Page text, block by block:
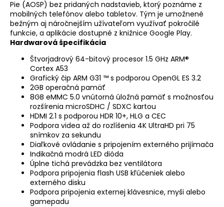
Pie (AOSP) bez pridaných nadstavieb, ktorý poznáme z
mobilných telefónov alebo tabletov. Tým je umožnené
bežným aj náročnejším užívateľom využívať pokročilé
funkcie, a aplikácie dostupné z knižnice Google Play.
Hardwarová špecifikácia
Štvorjadrový 64-bitový procesor 1.5 GHz ARM®
Cortex A53
Grafický čip ARM G31 ™ s podporou OpenGL ES 3.2
2GB operačná pamäť
8GB eMMC 5.0 vnútorná úložná pamäť s možnosťou
rozšírenia microSDHC / SDXC kartou
HDMI 2.1 s podporou HDR 10+, HLG a CEC
Podpora videa až do rozlíšenia 4K UltraHD pri 75
snímkov za sekundu
Diaľkové ovládanie s pripojením externého prijímača
Indikačná modrá LED dióda
Úplne tichá prevádzka bez ventilátora
Podpora pripojenia flash USB kľúčeniek alebo
externého disku
Podpora pripojenia externej klávesnice, myši alebo
gamepadu